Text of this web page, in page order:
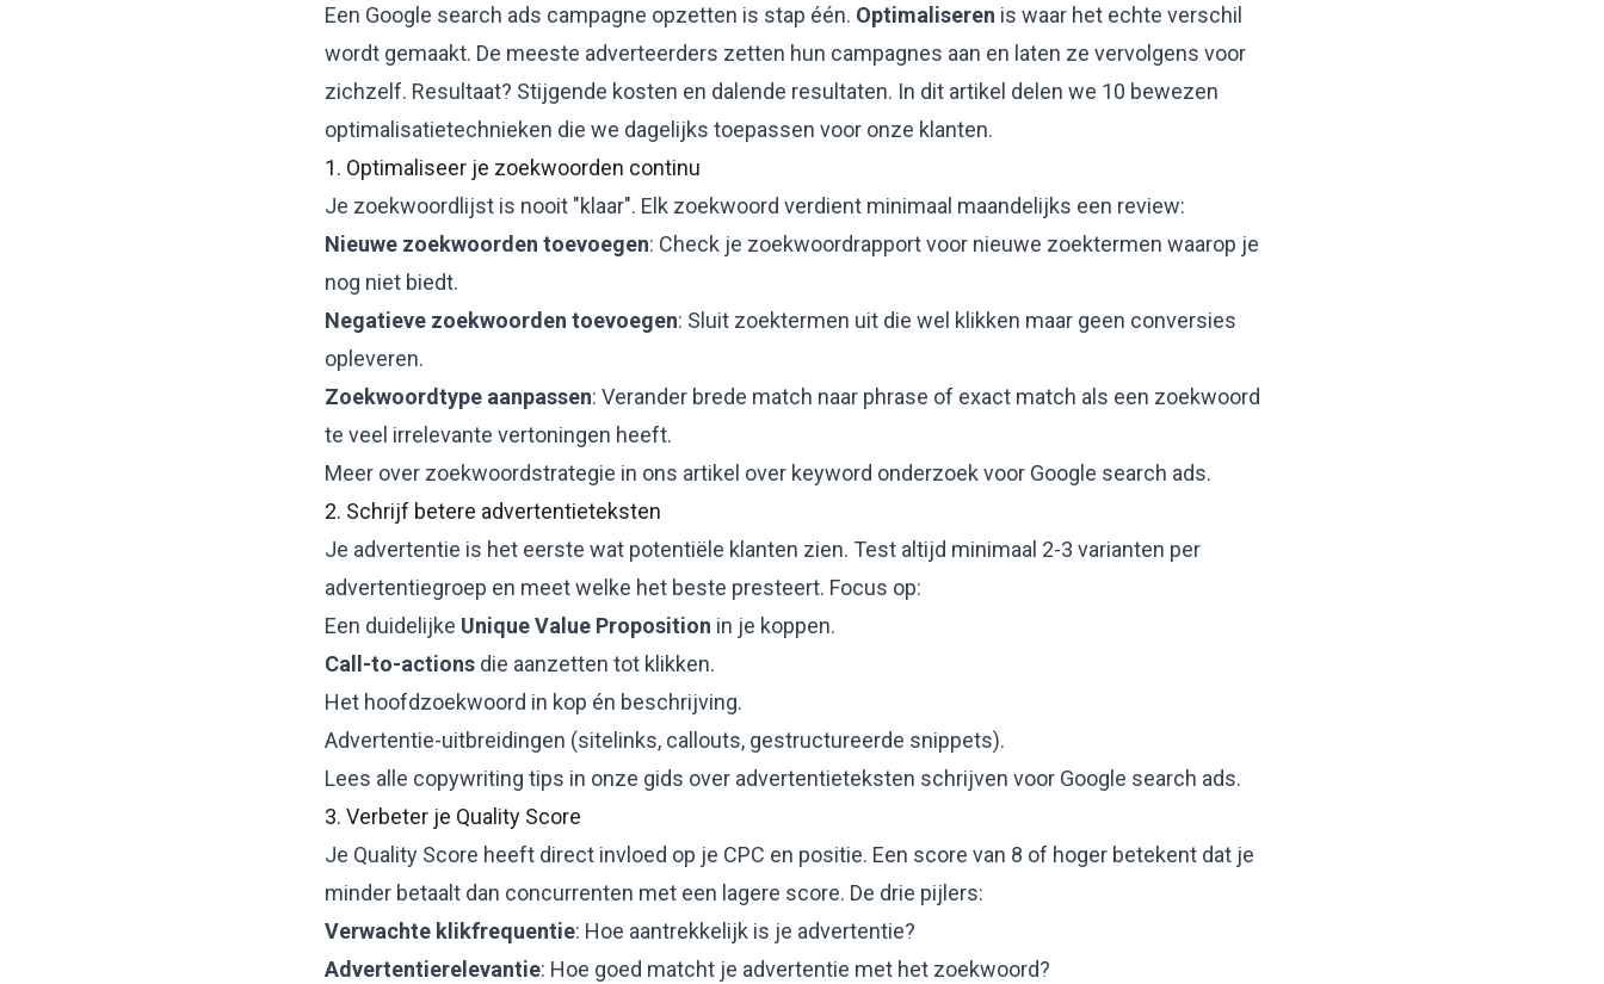
Een Google search ads campagne opzetten is stap één. Optimaliseren is waar het echte verschil
wordt gemaakt. De meeste adverteerders zetten hun campagnes aan en laten ze vervolgens voor
zichzelf. Resultaat? Stijgende kosten en dalende resultaten. In dit artikel delen we 10 bewezen
optimalisatietechnieken die we dagelijks toepassen voor onze klanten.
1. Optimaliseer je zoekwoorden continu
Je zoekwoordlijst is nooit "klaar". Elk zoekwoord verdient minimaal maandelijks een review:
Nieuwe zoekwoorden toevoegen: Check je zoekwoordrapport voor nieuwe zoektermen waarop je
nog niet biedt.
Negatieve zoekwoorden toevoegen: Sluit zoektermen uit die wel klikken maar geen conversies
opleveren.
Zoekwoordtype aanpassen: Verander brede match naar phrase of exact match als een zoekwoord
te veel irrelevante vertoningen heeft.
Meer over zoekwoordstrategie in ons artikel over keyword onderzoek voor Google search ads.
2. Schrijf betere advertentieteksten
Je advertentie is het eerste wat potentiële klanten zien. Test altijd minimaal 2-3 varianten per
advertentiegroep en meet welke het beste presteert. Focus op:
Een duidelijke Unique Value Proposition in je koppen.
Call-to-actions die aanzetten tot klikken.
Het hoofdzoekwoord in kop én beschrijving.
Advertentie-uitbreidingen (sitelinks, callouts, gestructureerde snippets).
Lees alle copywriting tips in onze gids over advertentieteksten schrijven voor Google search ads.
3. Verbeter je Quality Score
Je Quality Score heeft direct invloed op je CPC en positie. Een score van 8 of hoger betekent dat je
minder betaalt dan concurrenten met een lagere score. De drie pijlers:
Verwachte klikfrequentie: Hoe aantrekkelijk is je advertentie?
Advertentierelevantie: Hoe goed matcht je advertentie met het zoekwoord?